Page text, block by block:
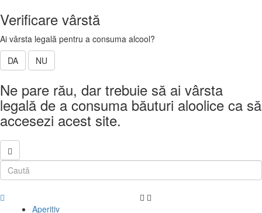
Verificare vârstă
Ai vârsta legală pentru a consuma alcool?
DA
NU
Ne pare rău, dar trebuie să ai vârsta
legală de a consuma băuturi aloolice ca să
accesezi acest site.
Aperitiv